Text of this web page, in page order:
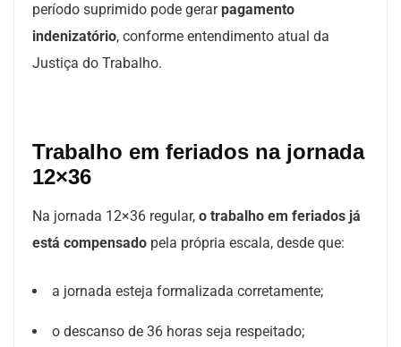
período suprimido pode gerarpagamento
indenizatório, conforme entendimento atual da
Justiça do Trabalho.
Trabalho em feriados na jornada
12×36
Na jornada 12×36 regular, o trabalho em feriados já
está compensado pela própria escala, desde que:
a jornada esteja formalizada corretamente;
o descanso de 36 horas seja respeitado;